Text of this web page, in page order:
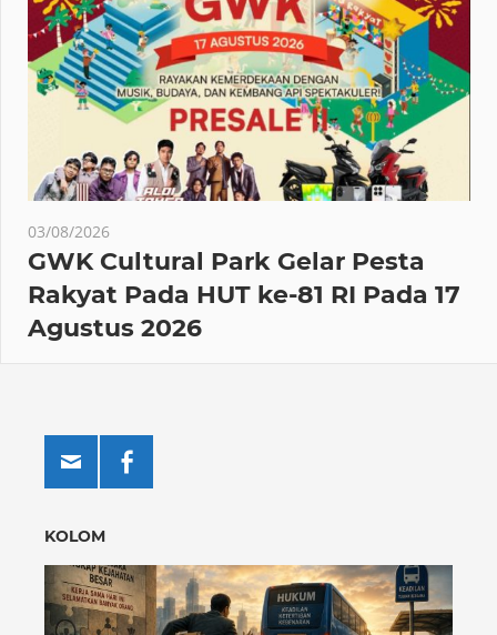
03/08/2026
GWK Cultural Park Gelar Pesta
Rakyat Pada HUT ke-81 RI Pada 17
Agustus 2026
KOLOM